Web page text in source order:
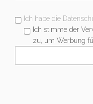
Ich habe die
Ich stimme der
zu, um Werbung